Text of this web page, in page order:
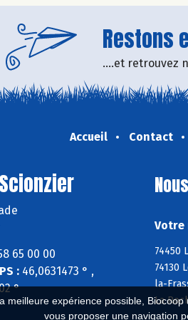
meilleure expérience possible,
vous proposer une navigation
Restons
....et retrouvez
Accueil Contact
65 00 00
: 46,0631473 ° ,
°
Votre
74450
74130
la-
La